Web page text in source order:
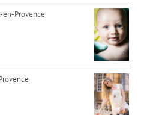
en-Provence